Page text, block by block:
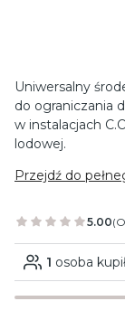
Uniwersalny
do ograniczania
w instalacjach
lodowej.
Przejdź do
5.00
1 osoba